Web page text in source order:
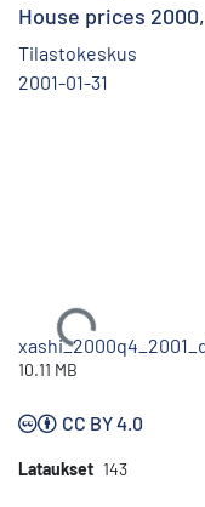
House prices
Tilastokeskus
2001-01-31
Ladataan...
10.11 MB
CC BY 4.0
Lataukset 143